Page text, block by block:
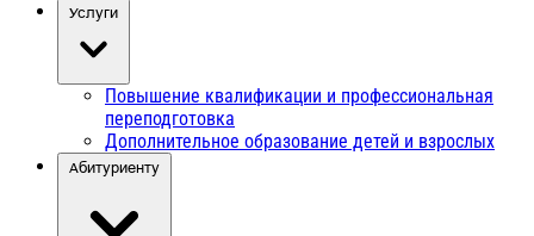
Услуги
Повышение квалификации и профессиональная
переподготовка
Дополнительное образование детей и взрослых
Абитуриенту